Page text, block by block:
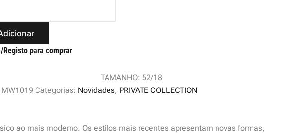
Registo para comprar
TAMANHO: 52/18
MW1019 Categorias: Novidades, PRIVATE COLLECTION
ao mais moderno. Os estilos mais recentes apresentam novas formas,